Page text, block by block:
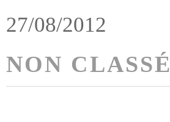
27/08/2012
NON CLASSÉ